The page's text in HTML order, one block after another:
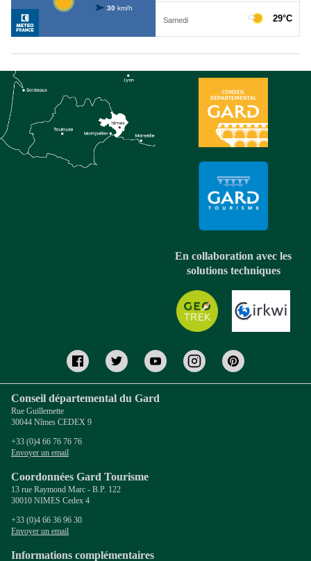
En collaboration avec les
solutions techniques
Conseil départemental du Gard
Rue Guillemette
30044 Nîmes CEDEX 9
+33 (0)4 66 76 76 76
Envoyer un email
Coordonnées Gard Tourisme
13 rue Raymond Marc - B.P. 122
30010 NIMES Cedex 4
+33 (0)4 66 36 96 30
Envoyer un email
Informations complémentaires